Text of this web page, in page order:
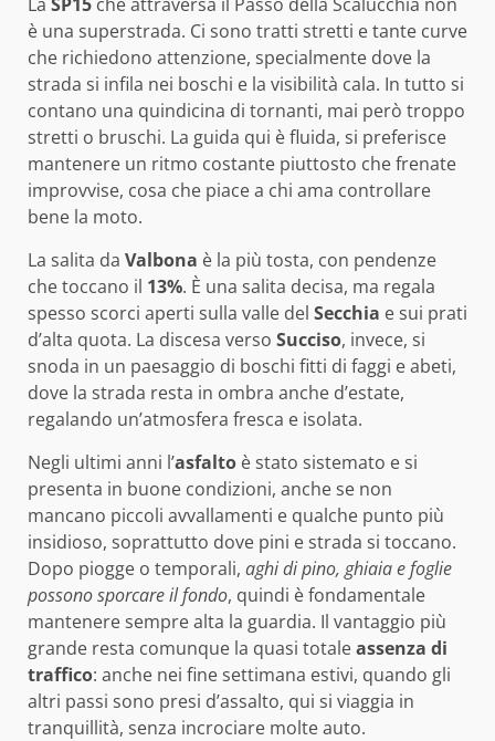
è una superstrada. Ci sono tratti stretti e tante curve
che richiedono attenzione, specialmente dove la
strada si infila nei boschi e la visibilità cala. In tutto si
contano una quindicina di tornanti, mai però troppo
stretti o bruschi. La guida qui è fluida, si preferisce
mantenere un ritmo costante piuttosto che frenate
improvvise, cosa che piace a chi ama controllare
bene la moto.
La salita da Valbona è la più tosta, con pendenze
che toccano il 13%. È una salita decisa, ma regala
spesso scorci aperti sulla valle del Secchia e sui prati
d’alta quota. La discesa verso Succiso, invece, si
snoda in un paesaggio di boschi fitti di faggi e abeti,
dove la strada resta in ombra anche d’estate,
regalando un’atmosfera fresca e isolata.
Negli ultimi anni l’asfalto è stato sistemato e si
presenta in buone condizioni, anche se non
mancano piccoli avvallamenti e qualche punto più
insidioso, soprattutto dove pini e strada si toccano.
Dopo piogge o temporali, aghi di pino, ghiaia e foglie
possono sporcare il fondo, quindi è fondamentale
mantenere sempre alta la guardia. Il vantaggio più
grande resta comunque la quasi totaleassenza di
traffico: anche nei fine settimana estivi, quando gli
altri passi sono presi d’assalto, qui si viaggia in
tranquillità, senza incrociare molte auto.